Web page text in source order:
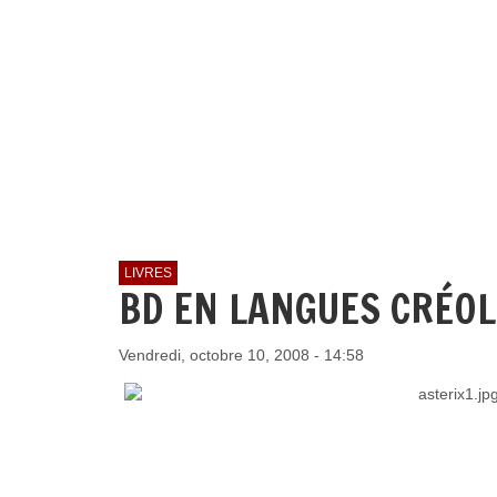
LIVRES
BD EN LANGUES
Vendredi, octobre 10, 2008 - 14:58